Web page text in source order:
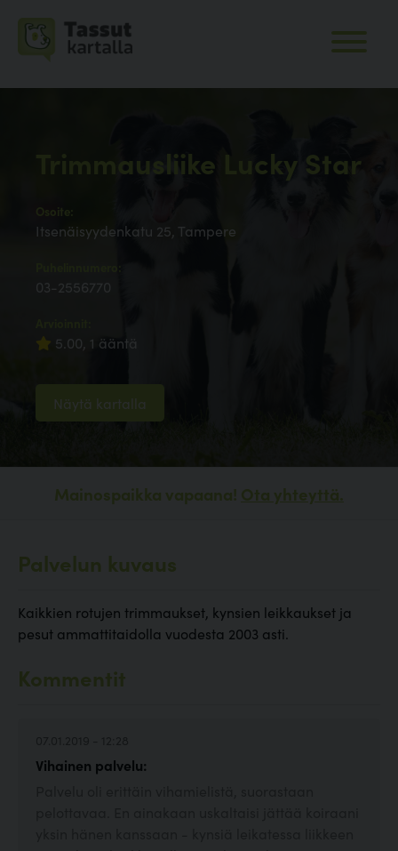
Trimmausliike Lucky Star
Osoite:
Itsenäisyydenkatu 25, Tampere
03-2556770
5.00, 1 ääntä
Näytä kartalla
Mainospaikka vapaana! Ota yhteyttä.
Palvelun kuvaus
Kaikkien rotujen trimmaukset, kynsien leikkaukset ja
pesut ammattitaidolla vuodesta 2003 asti.
Kommentit
Vihainen palvelu: